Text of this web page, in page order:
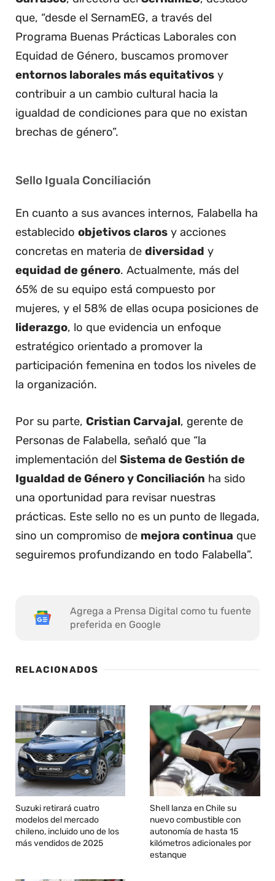
que, “desde el SernamEG, a través del
Programa Buenas Prácticas Laborales con
Equidad de Género, buscamos promover
entornos laborales más equitativos y
contribuir a un cambio cultural hacia la
igualdad de condiciones para que no existan
brechas de género”.
Sello Iguala Conciliación
En cuanto a sus avances internos, Falabella ha
establecido objetivos claros y acciones
concretas en materia de diversidad y
equidad de género. Actualmente, más del
65% de su equipo está compuesto por
mujeres, y el 58% de ellas ocupa posiciones de
liderazgo, lo que evidencia un enfoque
estratégico orientado a promover la
participación femenina en todos los niveles de
la organización.
Por su parte, Cristian Carvajal, gerente de
Personas de Falabella, señaló que “la
implementación del Sistema de Gestión de
Igualdad de Género y Conciliación ha sido
una oportunidad para revisar nuestras
prácticas. Este sello no es un punto de llegada,
sino un compromiso de mejora continua que
seguiremos profundizando en todo Falabella”.
Agrega a Prensa Digital como tu fuente
preferida en Google
RELACIONADOS
Suzuki retirará cuatro
modelos del mercado
chileno, incluido uno de los
más vendidos de 2025
Shell lanza en Chile su
nuevo combustible con
autonomía de hasta 15
kilómetros adicionales por
estanque